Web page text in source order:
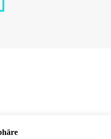
wir einen hohen ethischen